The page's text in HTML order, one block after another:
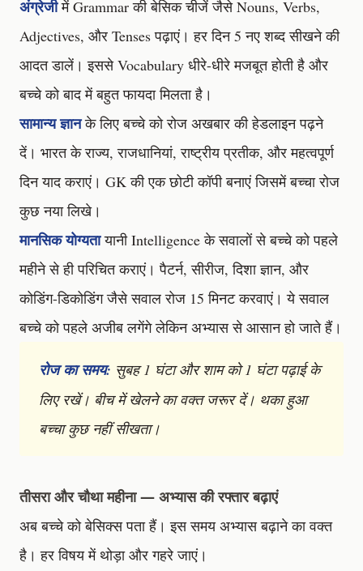
अंग्रेजीमें Grammar की बेसिक चीजें जैसे Nouns, Verbs,
Adjectives, और Tenses पढ़ाएं। हर दिन 5 नए शब्द सीखने की
आदत डालें। इससे Vocabulary धीरे-धीरे मजबूत होती है और
बच्चे को बाद में बहुत फायदा मिलता है।
सामान्य ज्ञानके लिए बच्चे को रोज अखबार की हेडलाइन पढ़ने
दें। भारत के राज्य, राजधानियां, राष्ट्रीय प्रतीक, और महत्वपूर्ण
दिन याद कराएं। GK की एक छोटी कॉपी बनाएं जिसमें बच्चा रोज
कुछ नया लिखे।
मानसिक योग्यतायानी Intelligence के सवालों से बच्चे को पहले
महीने से ही परिचित कराएं। पैटर्न, सीरीज, दिशा ज्ञान, और
कोडिंग-डिकोडिंग जैसे सवाल रोज 15 मिनट करवाएं। ये सवाल
बच्चे को पहले अजीब लगेंगे लेकिन अभ्यास से आसान हो जाते हैं।
रोज का समय: सुबह 1 घंटा और शाम को 1 घंटा पढ़ाई के
लिए रखें। बीच में खेलने का वक्त जरूर दें। थका हुआ
बच्चा कुछ नहीं सीखता।
तीसरा और चौथा महीना — अभ्यास की रफ्तार बढ़ाएं
अब बच्चे को बेसिक्स पता हैं। इस समय अभ्यास बढ़ाने का वक्त
है। हर विषय में थोड़ा और गहरे जाएं।